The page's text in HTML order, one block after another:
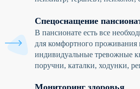
Спецоснащение
В пансионате есть все
для комфортного
индивидуальные тревожные
поручни, каталки, ходунки,
Мониторинг здоровья